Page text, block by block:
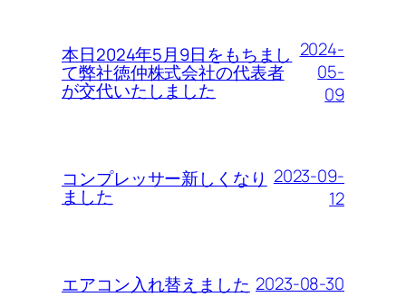
本日2024年5月9日をもちまし
て弊社徳仲株式会社の代表者
が交代いたしました
2024-
05-
09
コンプレッサー新しくなり
ました
2023-09-
12
エアコン入れ替えました 2023-08-30